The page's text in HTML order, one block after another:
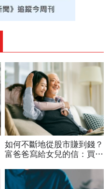
如何不斷地從股市賺到錢？
富爸爸寫給女兒的信：買股